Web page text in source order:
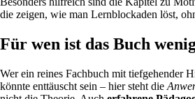
die zeigen, wie man Lernblockaden löst,
Für wen ist das Buch
Wer ein reines Fachbuch mit tiefgehender
könnte enttäuscht sein – hier steht die